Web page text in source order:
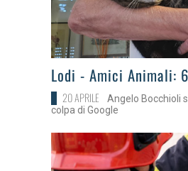
>Lodi - Amici Animali:
20 APRILE
Angelo Bocchioli
colpa di Google